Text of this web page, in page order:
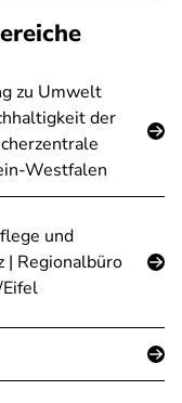
zu Umwelt
der
Westfalen
und
| Regionalbüro